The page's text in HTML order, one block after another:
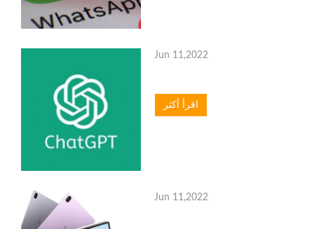
Jun 11,2022
اقرأ أكثر
Jun 11,2022